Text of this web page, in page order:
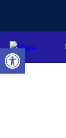
Open toolbar